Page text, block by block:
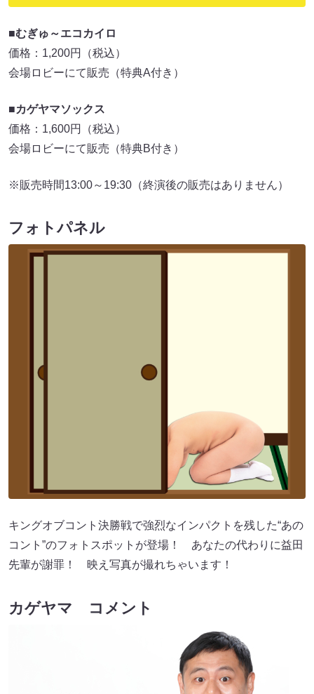
■むぎゅ～エコカイロ
価格：1,200円（税込）
会場ロビーにて販売（特典A付き）
■カゲヤマソックス
価格：1,600円（税込）
会場ロビーにて販売（特典B付き）
※販売時間13:00～19:30（終演後の販売はありません）
フォトパネル
キングオブコント決勝戦で強烈なインパクトを残した“あの
コント”のフォトスポットが登場！ あなたの代わりに益田
先輩が謝罪！ 映え写真が撮れちゃいます！
カゲヤマ コメント